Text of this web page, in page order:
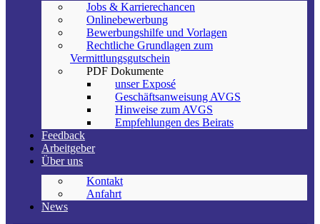
Jobs & Karrierechancen
Onlinebewerbung
Bewerbungshilfe und Vorlagen
Rechtliche Grundlagen zum
Vermittlungsgutschein
PDF Dokumente
unser Exposé
Geschäftsanweisung AVGS
Hinweise zum AVGS
Empfehlungen des Beirats
Feedback
Arbeitgeber
Über uns
Kontakt
Anfahrt
News